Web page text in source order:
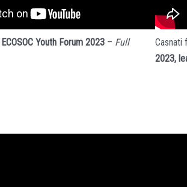
ECOSOC Youth Forum 2023 – Full
Casnati
2023,